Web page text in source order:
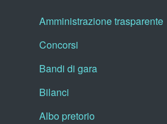
Amministrazione trasparente
Concorsi
Bandi di gara
Bilanci
Albo pretorio